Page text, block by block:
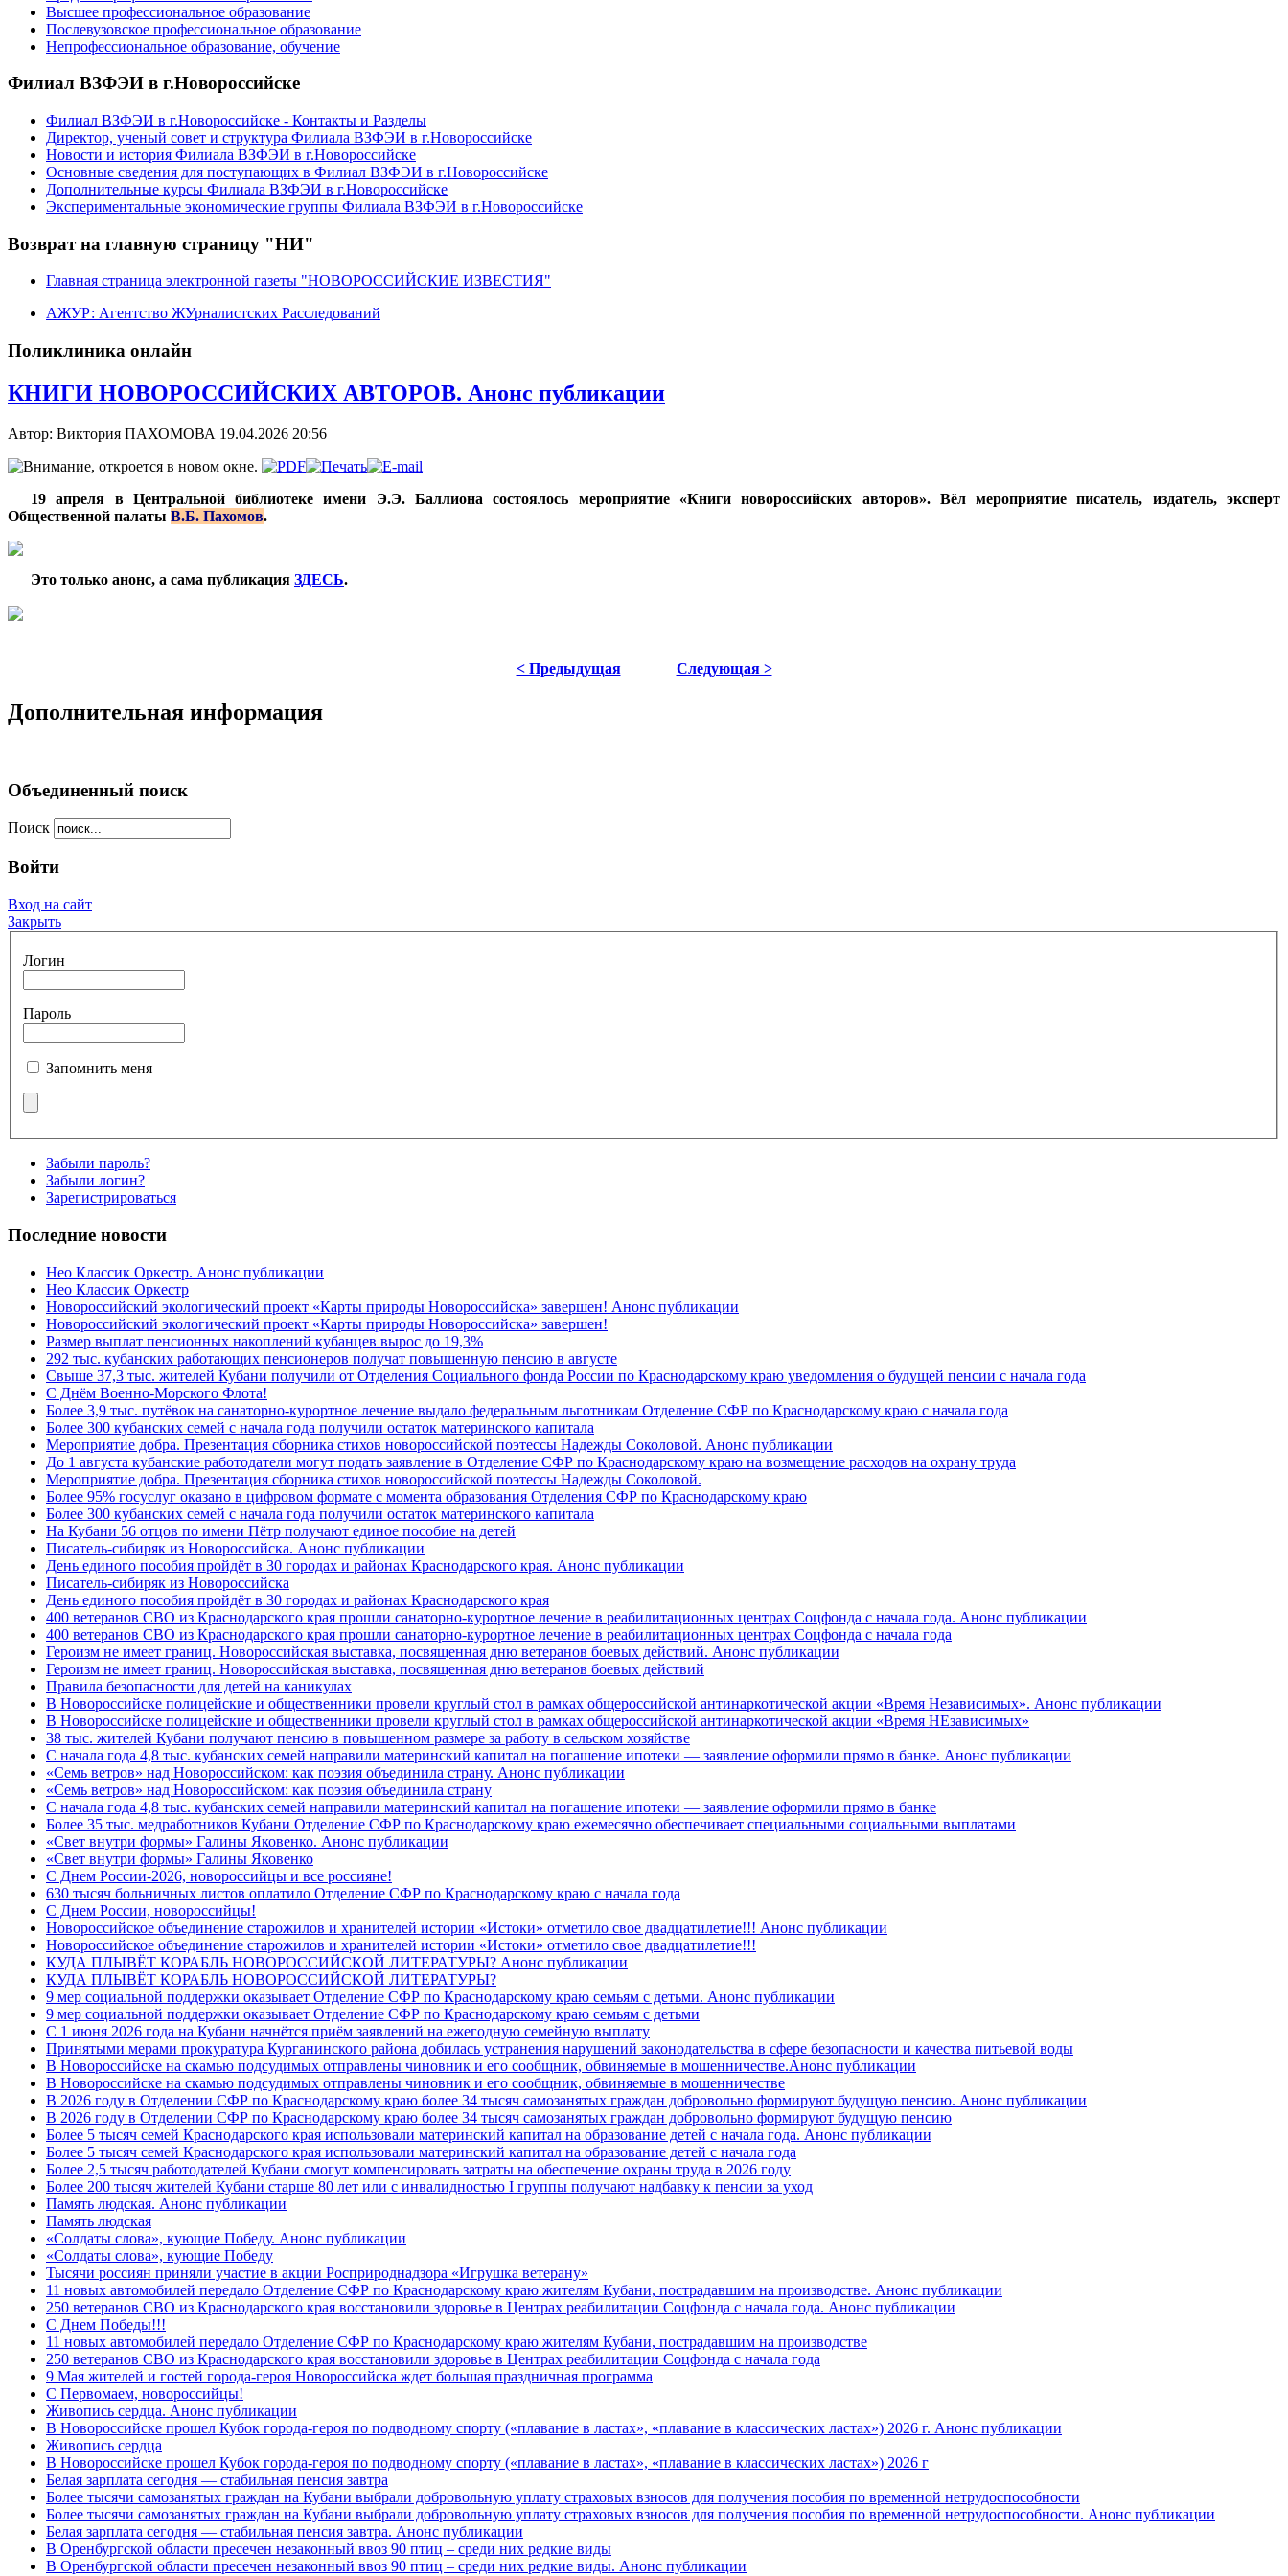
Высшее профессиональное образование
Послевузовское профессиональное образование
Непрофессиональное образование, обучение
Филиал ВЗФЭИ в г.Новороссийске
Филиал ВЗФЭИ в г.Новороссийске - Контакты и Разделы
Директор, ученый совет и структура Филиала ВЗФЭИ в г.Новороссийске
Новости и история Филиала ВЗФЭИ в г.Новороссийске
Основные сведения для поступающих в Филиал ВЗФЭИ в г.Новороссийске
Дополнительные курсы Филиала ВЗФЭИ в г.Новороссийске
Экспериментальные экономические группы Филиала ВЗФЭИ в г.Новороссийске
Возврат на главную страницу "НИ"
Главная страница электронной газеты "НОВОРОССИЙСКИЕ ИЗВЕСТИЯ"
АЖУР: Агентство ЖУрналистских Расследований
Поликлиника онлайн
КНИГИ НОВОРОССИЙСКИХ АВТОРОВ. Анонс публикации
Автор: Виктория ПАХОМОВА 19.04.2026 20:56
19 апреля в Центральной библиотеке имени Э.Э. Баллиона состоялось мероприятие «Книги новороссийских авторов». Вёл мероприятие писатель, издатель, эксперт
Общественной палаты В.Б. Пахомов.
Это только анонс, а сама публикация ЗДЕСЬ.
< Предыдущая Следующая >
Дополнительная информация
Объединенный поиск
Поиск
Войти
Вход на сайт
Закрыть
Логин
Пароль
Запомнить меня
Забыли пароль?
Забыли логин?
Зарегистрироваться
Последние новости
Нео Классик Оркестр. Анонс публикации
Нео Классик Оркестр
Новороссийский экологический проект «Карты природы Новороссийска» завершен! Анонс публикации
Новороссийский экологический проект «Карты природы Новороссийска» завершен!
Размер выплат пенсионных накоплений кубанцев вырос до 19,3%
292 тыс. кубанских работающих пенсионеров получат повышенную пенсию в августе
Свыше 37,3 тыс. жителей Кубани получили от Отделения Социального фонда России по Краснодарскому краю уведомления о будущей пенсии с начала года
C Днём Военно-Морского Флота!
Более 3,9 тыс. путёвок на санаторно-курортное лечение выдало федеральным льготникам Отделение СФР по Краснодарскому краю с начала года
Более 300 кубанских семей с начала года получили остаток материнского капитала
Мероприятие добра. Презентация сборника стихов новороссийской поэтессы Надежды Соколовой. Анонс публикации
До 1 августа кубанские работодатели могут подать заявление в Отделение СФР по Краснодарскому краю на возмещение расходов на охрану труда
Мероприятие добра. Презентация сборника стихов новороссийской поэтессы Надежды Соколовой.
Более 95% госуслуг оказано в цифровом формате с момента образования Отделения СФР по Краснодарскому краю
Более 300 кубанских семей с начала года получили остаток материнского капитала
На Кубани 56 отцов по имени Пётр получают единое пособие на детей
Писатель-сибиряк из Новороссийска. Анонс публикации
День единого пособия пройдёт в 30 городах и районах Краснодарского края. Анонс публикации
Писатель-сибиряк из Новороссийска
День единого пособия пройдёт в 30 городах и районах Краснодарского края
400 ветеранов СВО из Краснодарского края прошли санаторно-курортное лечение в реабилитационных центрах Соцфонда с начала года. Анонс публикации
400 ветеранов СВО из Краснодарского края прошли санаторно-курортное лечение в реабилитационных центрах Соцфонда с начала года
Героизм не имеет границ. Новороссийская выставка, посвященная дню ветеранов боевых действий. Анонс публикации
Героизм не имеет границ. Новороссийская выставка, посвященная дню ветеранов боевых действий
Правила безопасности для детей на каникулах
В Новороссийске полицейские и общественники провели круглый стол в рамках общероссийской антинаркотической акции «Время Независимых». Анонс публикации
В Новороссийске полицейские и общественники провели круглый стол в рамках общероссийской антинаркотической акции «Время НЕзависимых»
38 тыс. жителей Кубани получают пенсию в повышенном размере за работу в сельском хозяйстве
С начала года 4,8 тыс. кубанских семей направили материнский капитал на погашение ипотеки — заявление оформили прямо в банке. Анонс публикации
«Семь ветров» над Новороссийском: как поэзия объединила страну. Анонс публикации
«Семь ветров» над Новороссийском: как поэзия объединила страну
С начала года 4,8 тыс. кубанских семей направили материнский капитал на погашение ипотеки — заявление оформили прямо в банке
Более 35 тыс. медработников Кубани Отделение СФР по Краснодарскому краю ежемесячно обеспечивает специальными социальными выплатами
«Свет внутри формы» Галины Яковенко. Анонс публикации
«Свет внутри формы» Галины Яковенко
C Днем России-2026, новороссийцы и все россияне!
630 тысяч больничных листов оплатило Отделение СФР по Краснодарскому краю с начала года
C Днем России, новороссийцы!
Новороссийское объединение старожилов и хранителей истории «Истоки» отметило свое двадцатилетие!!! Анонс публикации
Новороссийское объединение старожилов и хранителей истории «Истоки» отметило свое двадцатилетие!!!
КУДА ПЛЫВЁТ КОРАБЛЬ НОВОРОССИЙСКОЙ ЛИТЕРАТУРЫ? Анонс публикации
КУДА ПЛЫВЁТ КОРАБЛЬ НОВОРОССИЙСКОЙ ЛИТЕРАТУРЫ?
9 мер социальной поддержки оказывает Отделение СФР по Краснодарскому краю семьям с детьми. Анонс публикации
9 мер социальной поддержки оказывает Отделение СФР по Краснодарскому краю семьям с детьми
С 1 июня 2026 года на Кубани начнётся приём заявлений на ежегодную семейную выплату
Принятыми мерами прокуратура Курганинского района добилась устранения нарушений законодательства в сфере безопасности и качества питьевой воды
В Новороссийске на скамью подсудимых отправлены чиновник и его сообщник, обвиняемые в мошенничестве.Анонс публикации
В Новороссийске на скамью подсудимых отправлены чиновник и его сообщник, обвиняемые в мошенничестве
В 2026 году в Отделении СФР по Краснодарскому краю более 34 тысяч самозанятых граждан добровольно формируют будущую пенсию. Анонс публикации
В 2026 году в Отделении СФР по Краснодарскому краю более 34 тысяч самозанятых граждан добровольно формируют будущую пенсию
Более 5 тысяч семей Краснодарского края использовали материнский капитал на образование детей с начала года. Анонс публикации
Более 5 тысяч семей Краснодарского края использовали материнский капитал на образование детей с начала года
Более 2,5 тысяч работодателей Кубани смогут компенсировать затраты на обеспечение охраны труда в 2026 году
Более 200 тысяч жителей Кубани старше 80 лет или с инвалидностью I группы получают надбавку к пенсии за уход
Память людская. Анонс публикации
Память людская
«Солдаты слова», кующие Победу. Анонс публикации
«Солдаты слова», кующие Победу
Тысячи россиян приняли участие в акции Росприроднадзора «Игрушка ветерану»
11 новых автомобилей передало Отделение СФР по Краснодарскому краю жителям Кубани, пострадавшим на производстве. Анонс публикации
250 ветеранов СВО из Краснодарского края восстановили здоровье в Центрах реабилитации Соцфонда с начала года. Анонс публикации
С Днем Победы!!!
11 новых автомобилей передало Отделение СФР по Краснодарскому краю жителям Кубани, пострадавшим на производстве
250 ветеранов СВО из Краснодарского края восстановили здоровье в Центрах реабилитации Соцфонда с начала года
9 Мая жителей и гостей города-героя Новороссийска ждет большая праздничная программа
C Первомаем, новороссийцы!
Живопись сердца. Анонс публикации
В Новороссийске прошел Кубок города-героя по подводному спорту («плавание в ластах», «плавание в классических ластах») 2026 г. Анонс публикации
Живопись сердца
В Новороссийске прошел Кубок города-героя по подводному спорту («плавание в ластах», «плавание в классических ластах») 2026 г
Белая зарплата сегодня — стабильная пенсия завтра
Более тысячи самозанятых граждан на Кубани выбрали добровольную уплату страховых взносов для получения пособия по временной нетрудоспособности
Более тысячи самозанятых граждан на Кубани выбрали добровольную уплату страховых взносов для получения пособия по временной нетрудоспособности. Анонс публикации
Белая зарплата сегодня — стабильная пенсия завтра. Анонс публикации
В Оренбургской области пресечен незаконный ввоз 90 птиц – среди них редкие виды
В Оренбургской области пресечен незаконный ввоз 90 птиц – среди них редкие виды. Анонс публикации